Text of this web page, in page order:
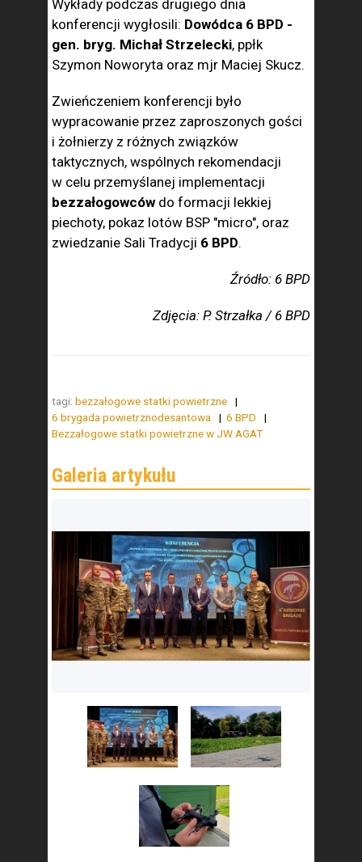
Wykłady podczas drugiego dnia
konferencji wygłosili: Dowódca 6 BPD -
gen. bryg. Michał Strzelecki, ppłk
Szymon Noworyta oraz mjr Maciej Skucz.
Zwieńczeniem konferencji było
wypracowanie przez zaproszonych gości
i żołnierzy z różnych związków
taktycznych, wspólnych rekomendacji
w celu przemyślanej implementacji
bezzałogowców do formacji lekkiej
piechoty, pokaz lotów BSP "micro", oraz
zwiedzanie Sali Tradycji 6 BPD.
Źródło: 6 BPD
Zdjęcia: P. Strzałka / 6 BPD
tagi: bezzałogowe statki powietrzne
6 brygada powietrznodesantowa
6 BPD
Bezzałogowe statki powietrzne w JW AGAT